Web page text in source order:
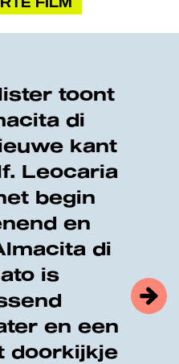
toont
di
kant
Leocaria
begin
en
di
is
en een
doorkijkje